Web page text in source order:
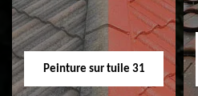
façade 31
Peinture sur tuile 31